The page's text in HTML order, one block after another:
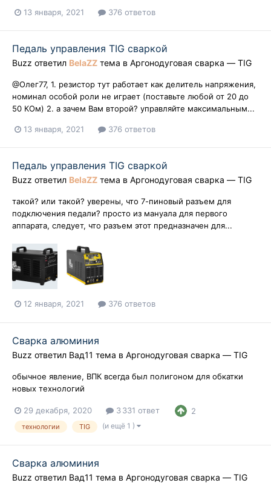
13 января, 2021 376 ответов
Педаль управления TIG сваркой
Buzz ответил BelaZZ тема в Аргонодуговая сварка — TIG
@Олег77, 1. резистор тут работает как делитель напряжения,
номинал особой роли не играет (поставьте любой от 20 до
50 КОм) 2. а зачем Вам второй? управляйте максимальным...
13 января, 2021 376 ответов
Педаль управления TIG сваркой
Buzz ответил BelaZZ тема в Аргонодуговая сварка — TIG
такой? или такой? уверены, что 7-пиновый разъем для
подключения педали? просто из мануала для первого
аппарата, следует, что разъем этот предназначен для...
12 января, 2021 376 ответов
Сварка алюминия
Buzz ответил Вад11 тема в Аргонодуговая сварка — TIG
обычное явление, ВПК всегда был полигоном для обкатки
новых технологий
29 декабря, 2020 3 331 ответ 2
технологии TIG (и ещё 1 )
Сварка алюминия
Buzz ответил Вад11 тема в Аргонодуговая сварка — TIG